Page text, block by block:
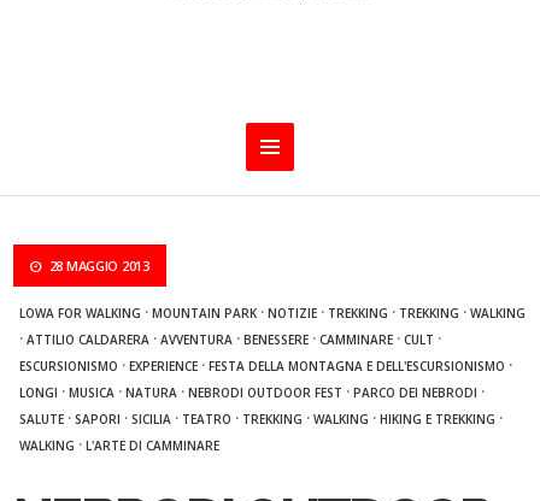
28 MAGGIO 2013
LOWA FOR WALKING ·MOUNTAIN PARK ·NOTIZIE · TREKKING · TREKKING ·WALKING
·ATTILIO CALDARERA ·AVVENTURA ·BENESSERE ·CAMMINARE ·CULT ·
ESCURSIONISMO ·EXPERIENCE ·FESTA DELLA MONTAGNA E DELL'ESCURSIONISMO ·
LONGI ·MUSICA ·NATURA ·NEBRODI OUTDOOR FEST ·PARCO DEI NEBRODI ·
SALUTE ·SAPORI ·SICILIA · TEATRO · TREKKING ·WALKING ·HIKING E TREKKING ·
WALKING ·L'ARTE DI CAMMINARE